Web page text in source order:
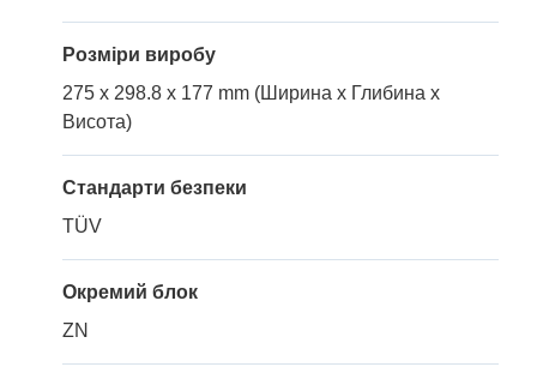
Розміри виробу
275 x 298.8 x 177 mm (Ширина x Глибина x
Висота)
Стандарти безпеки
TÜV
Окремий блок
ZN